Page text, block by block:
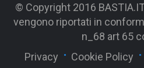
© Copyright 2016
vengono riportati in
n_68 art 65
Privacy
Cookie Policy